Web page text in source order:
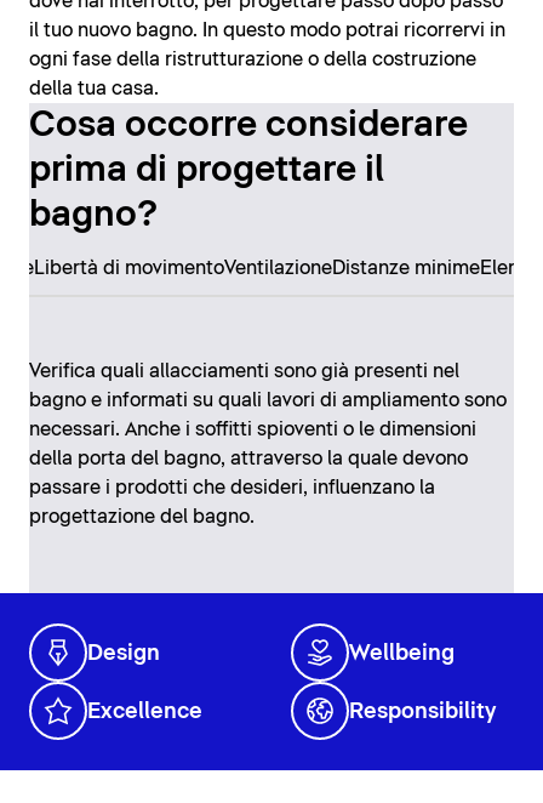
il tuo nuovo bagno. In questo modo potrai ricorrervi in
ogni fase della ristrutturazione o della costruzione
della tua casa.
Cosa occorre considerare
prima di progettare il
bagno?
Libertà di movimentoVentilazioneDistanze minime
Verifica quali allacciamenti sono già presenti nel
bagno e informati su quali lavori di ampliamento sono
necessari. Anche i soffitti spioventi o le dimensioni
della porta del bagno, attraverso la quale devono
passare i prodotti che desideri, influenzano la
progettazione del bagno.
Design Wellbeing
Excellence Responsibility